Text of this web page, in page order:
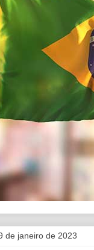
de janeiro de 2023